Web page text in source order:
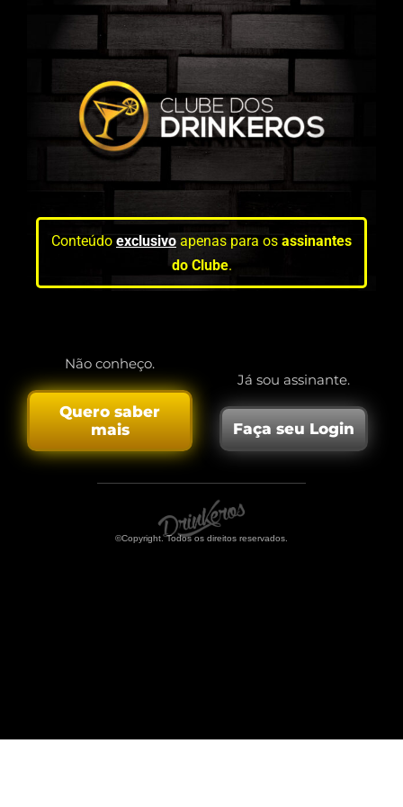
Conteúdo exclusivo apenas para os assinantes
do Clube.
Não conheço.
Quero saber
mais
Já sou assinante.
Faça seu Login
©Copyright. Todos os direitos reservados.